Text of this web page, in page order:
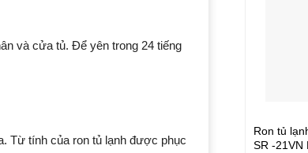
Ron tủ
SR -21VN
và cửa tủ. Để yên trong 24 tiếng
Từ tính của ron tủ lạnh được phục